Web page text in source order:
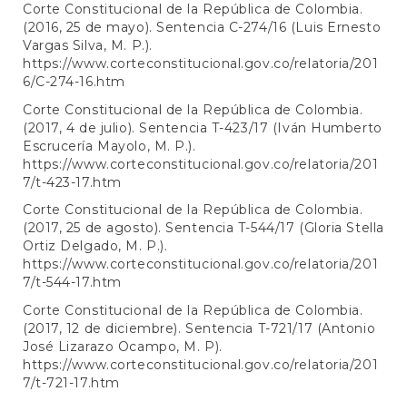
Corte Constitucional de la República de Colombia.
(2016, 25 de mayo). Sentencia C-274/16 (Luis Ernesto
Vargas Silva, M. P.).
https://www.corteconstitucional.gov.co/relatoria/201
6/C-274-16.htm
Corte Constitucional de la República de Colombia.
(2017, 4 de julio). Sentencia T-423/17 (Iván Humberto
Escrucería Mayolo, M. P.).
https://www.corteconstitucional.gov.co/relatoria/201
7/t-423-17.htm
Corte Constitucional de la República de Colombia.
(2017, 25 de agosto). Sentencia T-544/17 (Gloria Stella
Ortiz Delgado, M. P.).
https://www.corteconstitucional.gov.co/relatoria/201
7/t-544-17.htm
Corte Constitucional de la República de Colombia.
(2017, 12 de diciembre). Sentencia T-721/17 (Antonio
José Lizarazo Ocampo, M. P).
https://www.corteconstitucional.gov.co/relatoria/201
7/t-721-17.htm